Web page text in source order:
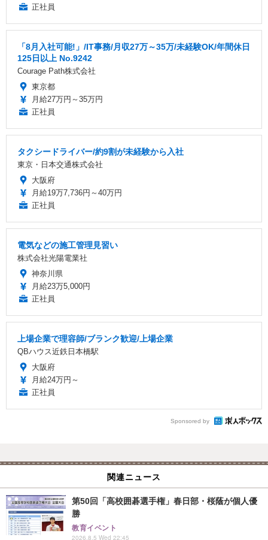
正社員
「8月入社可能!」/IT事務/月収27万～35万/未経験OK/年間休日
125日以上 No.9242
Courage Path株式会社
東京都
月給27万円～35万円
正社員
タクシードライバー/約9割が未経験から入社
東京・日本交通株式会社
大阪府
月給19万7,736円～40万円
正社員
電気などの施工管理見習い
株式会社光陽電業社
神奈川県
月給23万5,000円
正社員
上場企業で理容師/ブランク歓迎/上場企業
QBハウス近鉄日本橋駅
大阪府
月給24万円～
正社員
Sponsored by
関連ニュース
第50回「高校囲碁選手権」春日部・桜蔭が個人優
勝
教育イベント
2026.8.5 Wed 22:45